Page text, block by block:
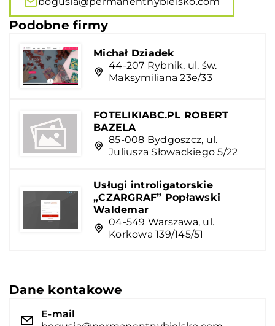
Podobne firmy
Michał Dziadek
44-207 Rybnik, ul. św.
Maksymiliana 23e/33
FOTELIKIABC.PL ROBERT
BAZELA
85-008 Bydgoszcz, ul.
Juliusza Słowackiego 5/22
Usługi introligatorskie
„CZARGRAF” Popławski
Waldemar
04-549 Warszawa, ul.
Korkowa 139/145/51
Dane kontakowe
E-mail